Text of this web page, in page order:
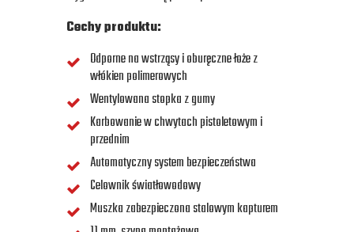
Cechy produktu:
Odporne na wstrząsy i oburęczne łoże z
włókien polimerowych
Wentylowana stopka z gumy
Karbowanie w chwytach pistoletowym i
przednim
Automatyczny system bezpieczeństwa
Celownik światłowodowy
Muszka zabezpieczona stalowym kapturem